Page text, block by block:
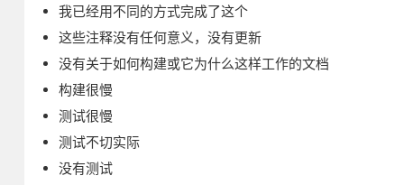
我已经用不同的方式完成了这个
这些注释没有任何意义，没有更新
没有关于如何构建或它为什么这样工作的文档
构建很慢
测试很慢
测试不切实际
没有测试